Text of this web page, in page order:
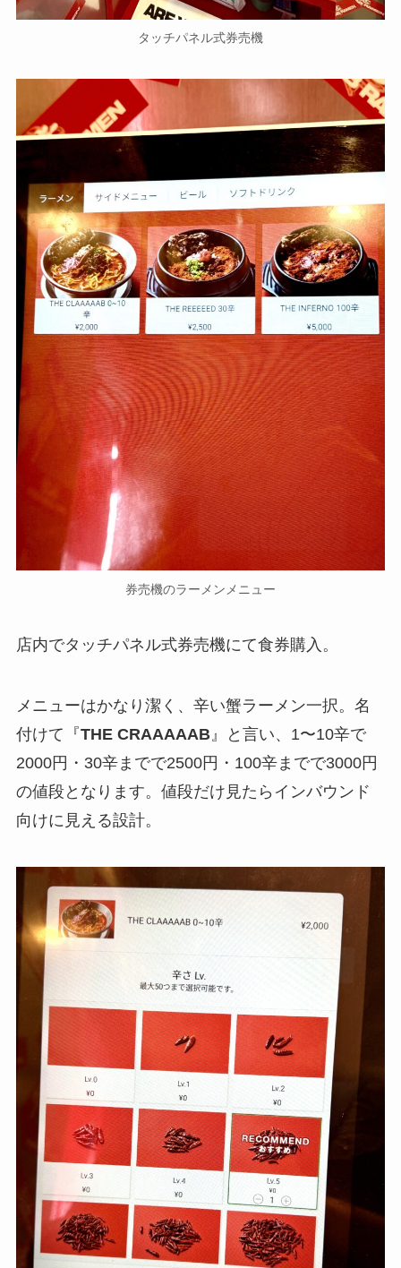
タッチパネル式券売機
券売機のラーメンメニュー
店内でタッチパネル式券売機にて食券購入。
メニューはかなり潔く、辛い蟹ラーメン一択。名
付けて『THE CRAAAAAB』と言い、1〜10辛で
2000円・30辛までで2500円・100辛までで3000円
の値段となります。値段だけ見たらインバウンド
向けに見える設計。